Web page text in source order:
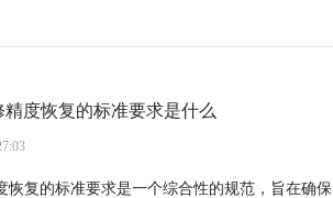
度恢复的标准要求是什么
恢复的标准要求是一个综合性的规范，旨在确保